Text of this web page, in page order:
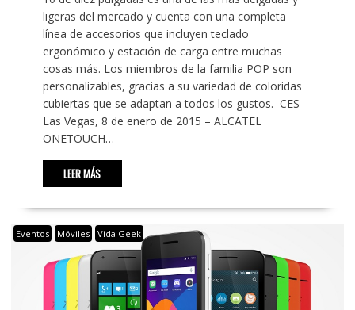
ligeras del mercado y cuenta con una completa
línea de accesorios que incluyen teclado
ergonómico y estación de carga entre muchas
cosas más. Los miembros de la familia POP son
personalizables, gracias a su variedad de coloridas
cubiertas que se adaptan a todos los gustos. CES –
Las Vegas, 8 de enero de 2015 – ALCATEL
ONETOUCH…
LEER MÁS
Eventos Móviles Vida Geek